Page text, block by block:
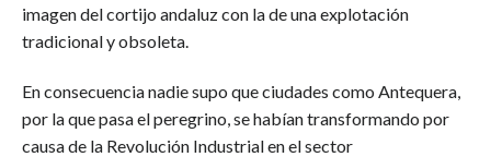
imagen del cortijo andaluz con la de una explotación
tradicional y obsoleta.
En consecuencia nadie supo que ciudades como Antequera,
por la que pasa el peregrino, se habían transformando por
causa de la Revolución Industrial en el sector